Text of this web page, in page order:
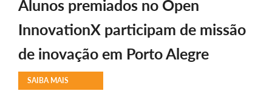
Alunos premiados no Open
InnovationX participam de missão
de inovação em Porto Alegre
SAIBA MAIS